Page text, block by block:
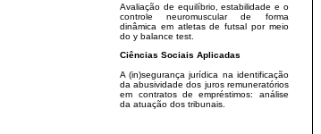
Avaliação de equilíbrio, estabilidade e o
controle neuromuscular de forma
dinâmica em atletas de futsal por meio
do y balance test.
Ciências Sociais Aplicadas
A (in)segurança jurídica na identificação
da abusividade dos juros remuneratórios
em contratos de empréstimos: análise
da atuação dos tribunais.